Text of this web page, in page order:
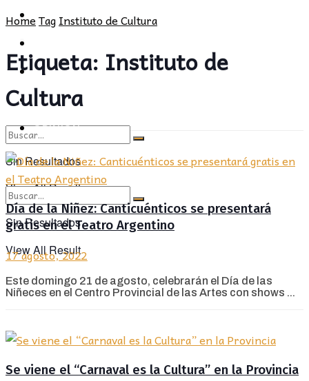
CULTURA
OPINIÓN
Sin Resultados
View All Result
PROVINCIA
SOCIEDAD
CULTURA
OPINIÓN
Sin Resultados
View All Result
HomeTagInstituto de Cultura
Etiqueta: Instituto de
Cultura
Día de la Niñez: Canticuénticos se presentará
gratis en el Teatro Argentino
17 agosto, 2022
Este domingo 21 de agosto, celebrarán el Día de las
Niñeces en el Centro Provincial de las Artes con shows ...
Se viene el “Carnaval es la Cultura” en la Provincia